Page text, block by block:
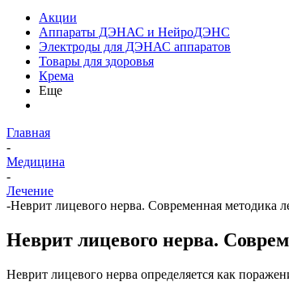
Акции
Аппараты ДЭНАС и НейроДЭНС
Электроды для ДЭНАС аппаратов
Товары для здоровья
Крема
Еще
Главная
-
Медицина
-
Лечение
-Неврит лицевого нерва. Современная методика
Неврит лицевого нерва.
Неврит лицевого нерва определяется как